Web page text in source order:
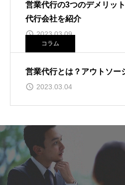
営業代行の3つのデメリッ
代行会社を紹介
2023.03.09
コラム
営業代行とは？アウトソー
2023.03.04